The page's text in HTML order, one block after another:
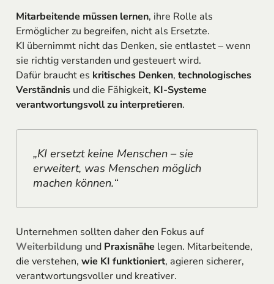
Mitarbeitende müssen lernen, ihre Rolle als
Ermöglicher zu begreifen, nicht als Ersetzte.
KI übernimmt nicht das Denken, sie entlastet – wenn
sie richtig verstanden und gesteuert wird.
Dafür braucht es kritisches Denken, technologisches
Verständnisund die Fähigkeit, KI-Systeme
verantwortungsvoll zu interpretieren.
„KI ersetzt keine Menschen – sie
erweitert, was Menschen möglich
machen können.“
Unternehmen sollten daher den Fokus auf
Weiterbildung und Praxisnähelegen. Mitarbeitende,
die verstehen, wie KI funktioniert, agieren sicherer,
verantwortungsvoller und kreativer.